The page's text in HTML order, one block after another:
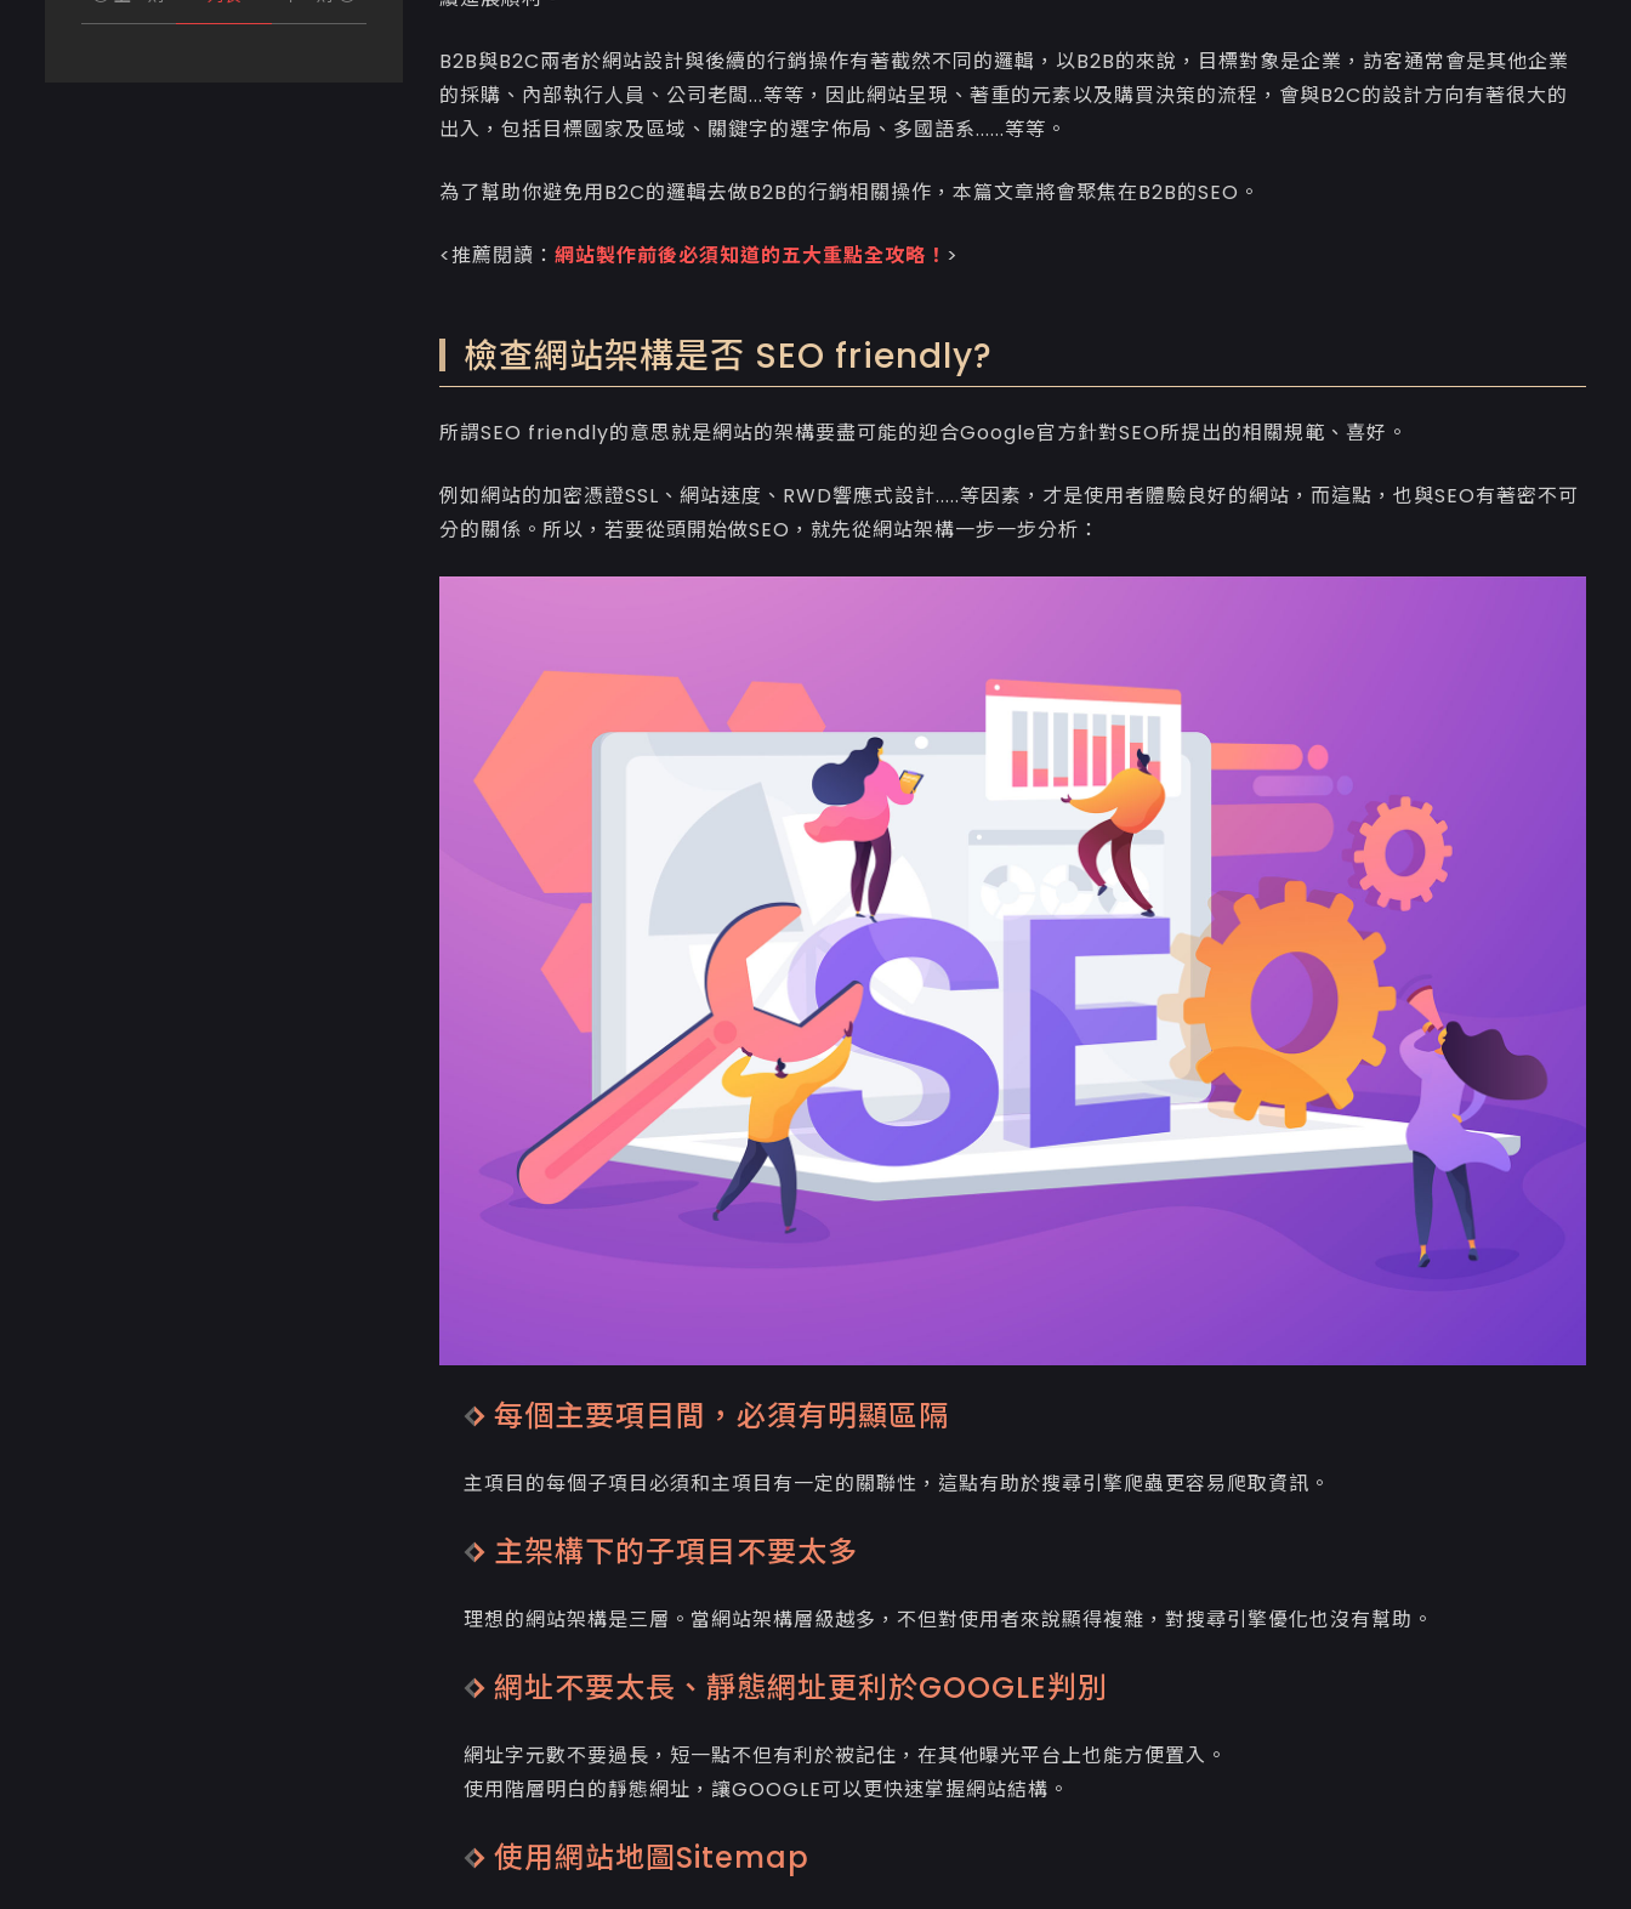
B2B與B2C兩者於網站設計與後續的行銷操作有著截然不同的邏輯，以B2B的來說，目標對象是企業，訪客通常會是其他企業
的採購、內部執行人員、公司老闆...等等，因此網站呈現、著重的元素以及購買決策的流程，會與B2C的設計方向有著很大的
出入，包括目標國家及區域、關鍵字的選字佈局、多國語系......等等。
為了幫助你避免用B2C的邏輯去做B2B的行銷相關操作，本篇文章將會聚焦在B2B的SEO。
<推薦閱讀： 網站製作前後必須知道的五大重點全攻略！ >
檢查網站架構是否 SEO friendly?
所謂SEO friendly的意思就是網站的架構要盡可能的迎合Google官方針對SEO所提出的相關規範、喜好。
例如網站的加密憑證SSL、網站速度、RWD響應式設計.....等因素，才是使用者體驗良好的網站，而這點，也與SEO有著密不可
分的關係。所以，若要從頭開始做SEO，就先從網站架構一步一步分析：
每個主要項目間，必須有明顯區隔
主項目的每個子項目必須和主項目有一定的關聯性，這點有助於搜尋引擎爬蟲更容易爬取資訊。
主架構下的子項目不要太多
理想的網站架構是三層。當網站架構層級越多，不但對使用者來說顯得複雜，對搜尋引擎優化也沒有幫助。
網址不要太長、靜態網址更利於GOOGLE判別
網址字元數不要過長，短一點不但有利於被記住，在其他曝光平台上也能方便置入。
使用階層明白的靜態網址，讓GOOGLE可以更快速掌握網站結構。
使用網站地圖Sitemap